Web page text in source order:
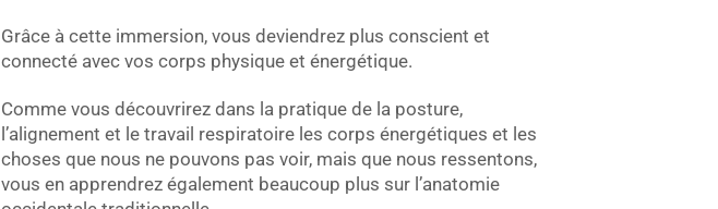
Grâce à cette immersion, vous deviendrez plus conscient et
connecté avec vos corps physique et énergétique.
Comme vous découvrirez dans la pratique de la posture,
l’alignement et le travail respiratoire les corps énergétiques et les
choses que nous ne pouvons pas voir, mais que nous ressentons,
vous en apprendrez également beaucoup plus sur l’anatomie